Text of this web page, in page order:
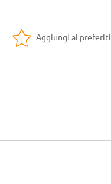
Aggiungi ai preferiti